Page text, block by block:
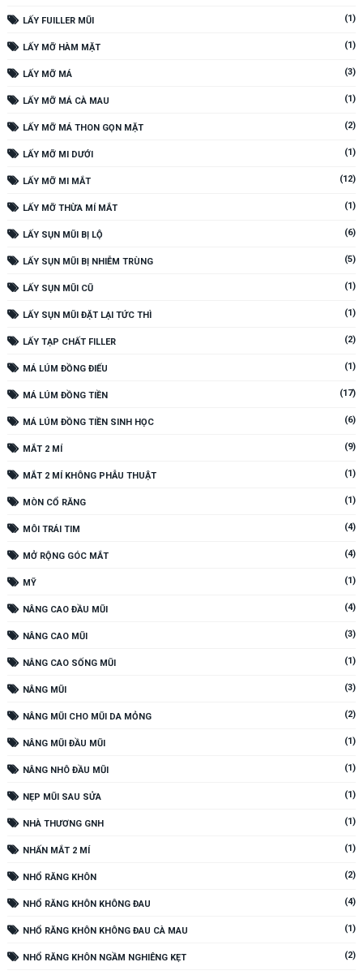
LẤY FUILLER MŨI (1)
LẤY MỠ HÀM MẶT (1)
LẤY MỠ MÁ (3)
LẤY MỠ MÁ CÀ MAU (1)
LẤY MỠ MÁ THON GỌN MẶT (2)
LẤY MỠ MI DƯỚI (1)
LẤY MỠ MI MẮT (12)
LẤY MỠ THỪA MÍ MẮT (1)
LẤY SỤN MŨI BỊ LỘ (6)
LẤY SỤN MŨI BỊ NHIỄM TRÙNG (5)
LẤY SỤN MŨI CŨ (1)
LẤY SỤN MŨI ĐẶT LẠI TỨC THÌ (1)
LẤY TẠP CHẤT FILLER (2)
MÁ LÚM ĐỒNG ĐIẾU (1)
MÁ LÚM ĐỒNG TIỀN (17)
MÁ LÚM ĐỒNG TIỀN SINH HỌC (6)
MẮT 2 MÍ (9)
MẮT 2 MÍ KHÔNG PHẪU THUẬT (1)
MÒN CỔ RĂNG (1)
MÔI TRÁI TIM (4)
MỞ RỘNG GÓC MẮT (4)
MỸ (1)
NÂNG CAO ĐẦU MŨI (4)
NÂNG CAO MŨI (3)
NÂNG CAO SỐNG MŨI (1)
NÂNG MŨI (3)
NÂNG MŨI CHO MŨI DA MỎNG (2)
NÂNG MŨI ĐẦU MŨI (1)
NÂNG NHÔ ĐẦU MŨI (1)
NẸP MŨI SAU SỬA (1)
NHÀ THƯƠNG GNH (1)
NHẤN MẮT 2 MÍ (1)
NHỔ RĂNG KHÔN (2)
NHỔ RĂNG KHÔN KHÔNG ĐAU (4)
NHỔ RĂNG KHÔN KHÔNG ĐAU CÀ MAU (1)
NHỔ RĂNG KHÔN NGẦM NGHIÊNG KẸT (2)